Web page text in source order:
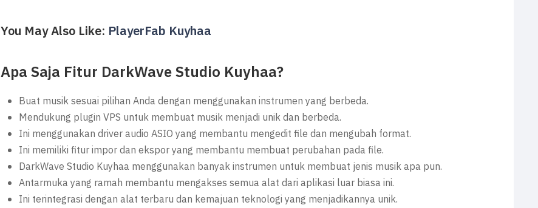
You May Also Like: PlayerFab Kuyhaa
Apa Saja Fitur DarkWave Studio Kuyhaa?
Buat musik sesuai pilihan Anda dengan menggunakan instrumen yang berbeda.
Mendukung plugin VPS untuk membuat musik menjadi unik dan berbeda.
Ini menggunakan driver audio ASIO yang membantu mengedit file dan mengubah format.
Ini memiliki fitur impor dan ekspor yang membantu membuat perubahan pada file.
DarkWave Studio Kuyhaa menggunakan banyak instrumen untuk membuat jenis musik apa pun.
Antarmuka yang ramah membantu mengakses semua alat dari aplikasi luar biasa ini.
Ini terintegrasi dengan alat terbaru dan kemajuan teknologi yang menjadikannya unik.